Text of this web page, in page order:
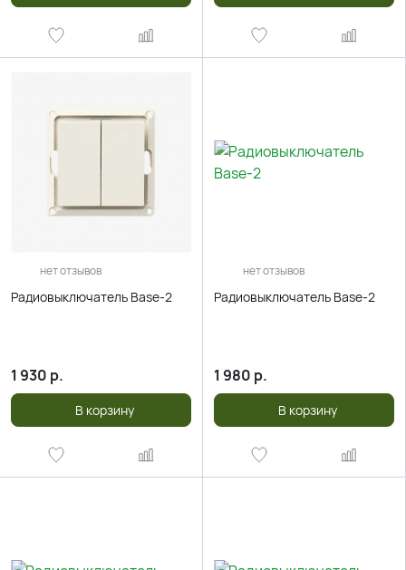
нет отзывов
Радиовыключатель Base-2
1 930 р.
В корзину
нет отзывов
Радиовыключатель Base-2
1 980 р.
В корзину